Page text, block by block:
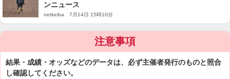
ンニュース
netkeiba 7月14日 15時10分
注意事項
結果・成績・オッズなどのデータは、必ず主催者発行のものと照合
し確認してください。